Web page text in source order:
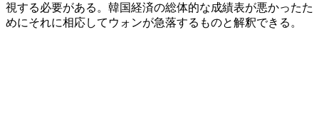
視する必要がある。韓国経済の総体的な成績表が悪かったた
めにそれに相応してウォンが急落するものと解釈できる。